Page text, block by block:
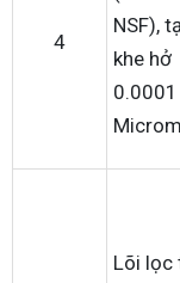
4
NSF),
khe hở
0.0001
Lõi lọc